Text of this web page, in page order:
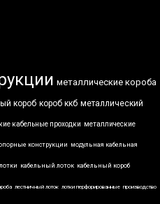
металлические короба
короб короб ккб металлический
кабельные проходки металлические
конструкции модульная кабельная
кабельный лоток кабельный короб
лестничный лоток лотки перфорированные производство